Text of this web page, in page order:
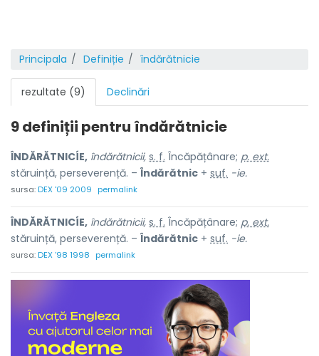
Principala Definiție îndărătnicie
rezultate (9) Declinări
9 definiții pentru îndărătnicie
ÎNDĂRĂTNICÍE, îndărătnicii, s. f. Încăpățânare; p. ext.
stăruință, perseverență. – Îndărătnic + suf. -ie.
sursa:DEX '09 2009 permalink
ÎNDĂRĂTNICÍE, îndărătnicii, s. f. Încăpățânare; p. ext.
stăruință, perseverență. – Îndărătnic + suf. -ie.
sursa:DEX '98 1998 permalink